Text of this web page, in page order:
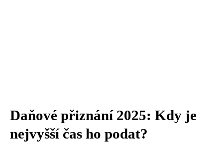
Daňové přiznání 2025: Kdy je
nejvyšší čas ho podat?